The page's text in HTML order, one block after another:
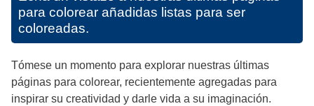
para colorear añadidas listas para ser
coloreadas.
Tómese un momento para explorar nuestras últimas
páginas para colorear, recientemente agregadas para
inspirar su creatividad y darle vida a su imaginación.